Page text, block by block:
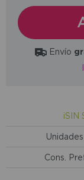
Envío
¡SIN
Cons.